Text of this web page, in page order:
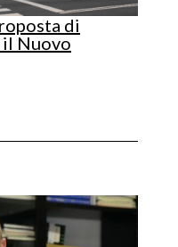
di
Nuovo